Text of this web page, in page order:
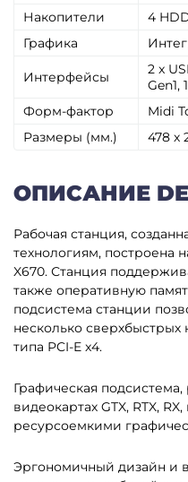
Накопители
4
Графика
Интерфейсы
2 x
Gen1,
Форм-фактор
Midi
Размеры (мм.)
478 х
ОПИСАНИЕ
Рабочая станция,
технологиям, построена
X670. Станция
также оперативную
подсистема станции
несколько
типа PCI-E x4.
Графическая
видеокартах GTX, RTX,
ресурсоемкими
Эргономичный дизайн и